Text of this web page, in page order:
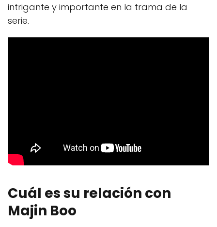
intrigante y importante en la trama de la
serie.
Cuál es su relación con
Majin Boo